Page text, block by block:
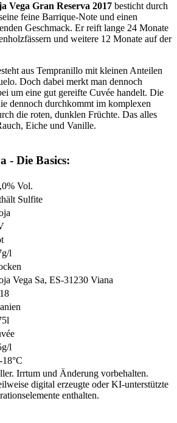
Vega Gran Reserva 2017 besticht durch
feine Barrique-Note und einen
Geschmack. Er reift lange 24 Monate
und weitere 12 Monate auf der
aus Tempranillo mit kleinen Anteilen
Doch dabei merkt man dennoch
um eine gut gereifte Cuvée handelt. Die
dennoch durchkommt im komplexen
die roten, dunklen Früchte. Das alles
Eiche und Vanille.
- Die Basics:
Vol.
Sulfite
l
Vega Sa, ES-31230 Viana
l
18°C
Irrtum und Änderung vorbehalten.
digital erzeugte oder KI-unterstützte
enthalten.